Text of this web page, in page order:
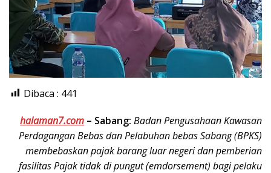
Dibaca : 441
halaman7.com – Sabang: Badan Pengusahaan Kawasan
Perdagangan Bebas dan Pelabuhan bebas Sabang (BPKS)
membebaskan pajak barang luar negeri dan pemberian
fasilitas Pajak tidak di pungut (emdorsement) bagi pelaku